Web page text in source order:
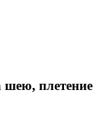
шею, плетение